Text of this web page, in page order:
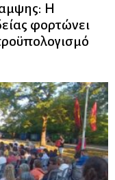
Η
φορτώνει